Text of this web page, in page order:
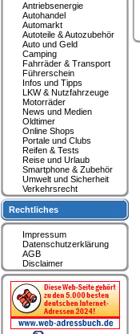
Antriebsenergie
Autohandel
Automarkt
Autoteile & Autozubehör
Auto und Geld
Camping
Fahrräder & Transport
Führerschein
Infos und Tipps
LKW & Nutzfahrzeuge
Motorräder
News und Medien
Oldtimer
Online Shops
Portale und Clubs
Reifen & Tests
Reise und Urlaub
Smartphone & Zubehör
Umwelt und Sicherheit
Verkehrsrecht
Rechtliches
Impressum
Datenschutzerklärung
AGB
Disclaimer